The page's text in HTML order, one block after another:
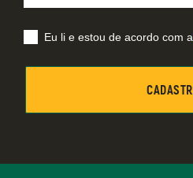
Eu li e estou de acordo com a